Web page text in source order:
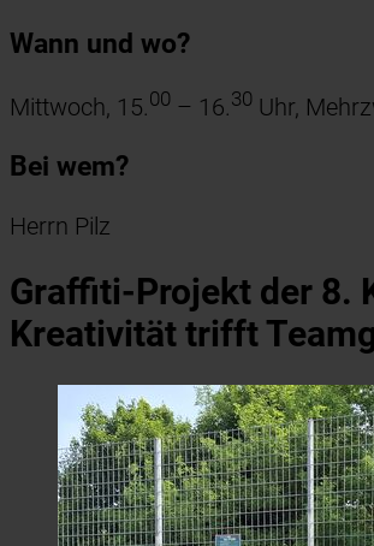
Wann und wo?
Mittwoch, 15.00 – 16.30 Uhr,
Bei wem?
Herrn Pilz
Graffiti-Projekt der 8.
Kreativität trifft